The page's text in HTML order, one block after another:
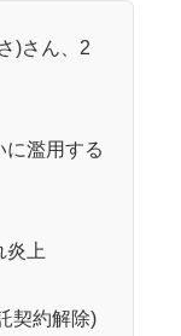
)さん、2
に濫用する
炎上
契約解除)